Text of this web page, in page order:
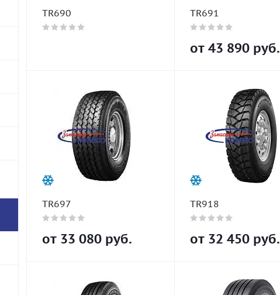
TR690 TR691
от 43 890 руб.
TR697
от 33 080 руб.
TR918
от 32 450 руб.